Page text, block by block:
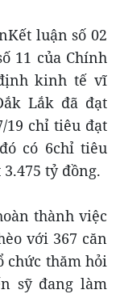
luận số 02
11 của Chính
kinh tế vĩ
Lắk đã đạt
19 chỉ tiêu đạt
có 6chỉ tiêu
tỷ đồng.
thành việc
với 367 căn
chức thăm hỏi
sỹ đang làm